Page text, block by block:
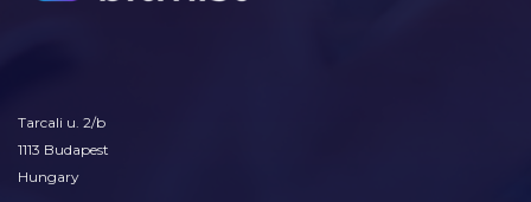
Tarcali u. 2/b
1113 Budapest
Hungary